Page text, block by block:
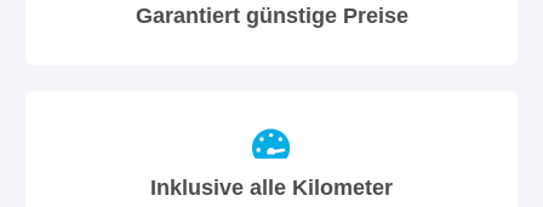
Garantiert günstige Preise
Inklusive alle Kilometer